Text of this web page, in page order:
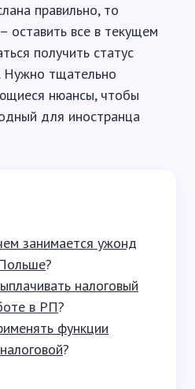
правильно, то
оставить все в текущем
получить статус
Нужно тщательно
нюансы, чтобы
для иностранца
занимается ужонд
?
налоговый
в РП?
функции
?